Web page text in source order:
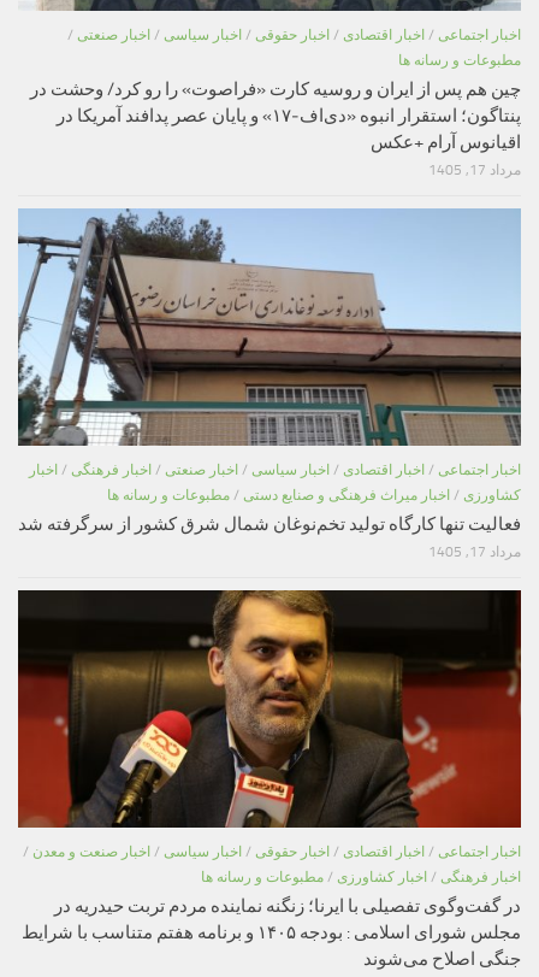
اخبار اجتماعی / اخبار اقتصادی / اخبار حقوقی / اخبار سیاسی / اخبار صنعتی /
مطبوعات و رسانه ها
چین هم پس از ایران و روسیه کارت «فراصوت» را رو کرد/ وحشت در
پنتاگون؛ استقرار انبوه «دی‌اف‑۱۷» و پایان عصر پدافند آمریکا در
اقیانوس آرام +عکس
مرداد 17, 1405
اخبار اجتماعی / اخبار اقتصادی / اخبار سیاسی / اخبار صنعتی / اخبار فرهنگی / اخبار
کشاورزی / اخبار میراث فرهنگی و صنایع دستی / مطبوعات و رسانه ها
فعالیت تنها کارگاه تولید تخم‌نوغان شمال شرق کشور از سرگرفته شد
مرداد 17, 1405
اخبار اجتماعی / اخبار اقتصادی / اخبار حقوقی / اخبار سیاسی / اخبار صنعت و معدن /
اخبار فرهنگی / اخبار کشاورزی / مطبوعات و رسانه ها
در گفت‌وگوی تفصیلی با ایرنا؛ زنگنه نماینده مردم تربت حیدریه در
مجلس شورای اسلامی : بودجه ۱۴۰۵ و برنامه هفتم متناسب با شرایط
جنگی اصلاح می‌شوند